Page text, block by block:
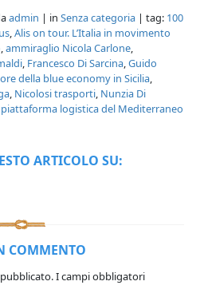
admin | in Senza categoria | tag: 100
,Alis on tour. L’Italia in movimento
,ammiraglio Nicola Carlone,
, Francesco Di Sarcina,Guido
della blue economy in Sicilia,
, Nicolosi trasporti, Nunzia Di
piattaforma logistica del Mediterraneo
ARTICOLO SU:
COMMENTO
I campi obbligatori